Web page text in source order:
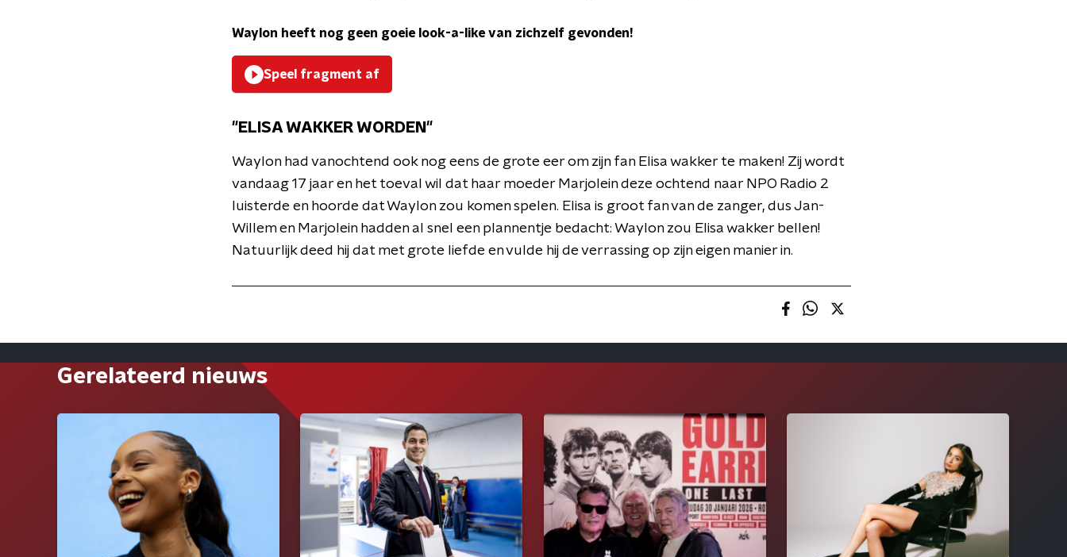
Waylon heeft nog geen goeie look-a-like van zichzelf gevonden!
Speel fragment af
"ELISA WAKKER WORDEN"
Waylon had vanochtend ook nog eens de grote eer om zijn fan Elisa wakker te maken! Zij wordt
vandaag 17 jaar en het toeval wil dat haar moeder Marjolein deze ochtend naar NPO Radio 2
luisterde en hoorde dat Waylon zou komen spelen. Elisa is groot fan van de zanger, dus Jan-
Willem en Marjolein hadden al snel een plannentje bedacht: Waylon zou Elisa wakker bellen!
Natuurlijk deed hij dat met grote liefde en vulde hij de verrassing op zijn eigen manier in.
Gerelateerd nieuws